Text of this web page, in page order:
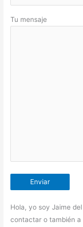
Tu mensaje
Hola, yo soy Jaime
contactar o también